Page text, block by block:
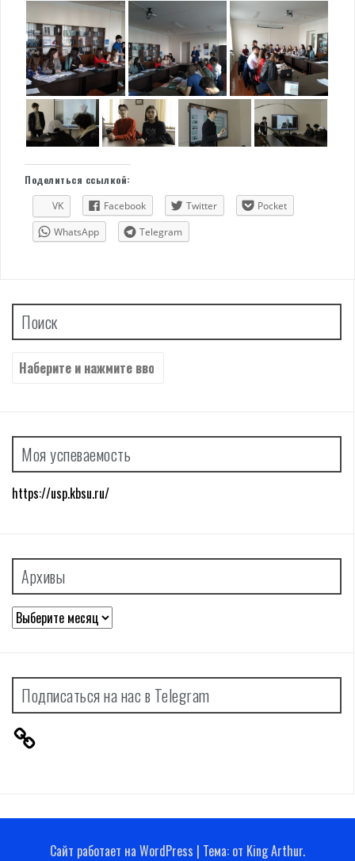
Поделиться ссылкой:
VK
Facebook Twitter
Pocket
WhatsApp
Telegram
Поиск
Найти:
Моя успеваемость
https://usp.kbsu.ru/
Архивы
Архивы
Подписаться на нас в Telegram
Сайт работает на WordPress | Тема: от King Arthur.